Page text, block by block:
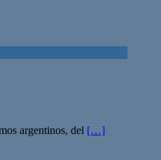
argentinos, del […]